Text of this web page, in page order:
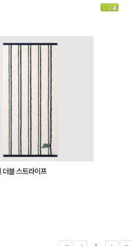
더블 스트라이프